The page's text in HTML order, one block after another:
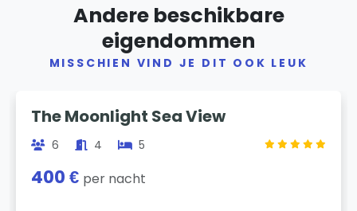
Andere beschikbare
eigendommen
MISSCHIEN VIND JE DIT OOK LEUK
The Moonlight Sea View
6 4 5
400 € per nacht